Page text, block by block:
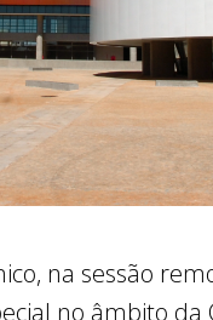
na sessão
no âmbito da